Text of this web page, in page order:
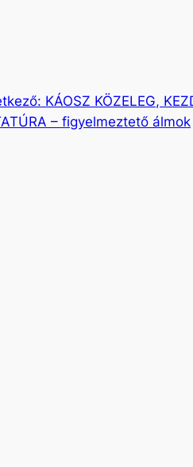
KÁOSZ KÖZELEG,
– figyelmeztető álmok